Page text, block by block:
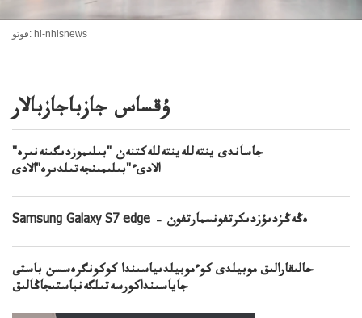
فوتو: hi-nhisnews
ۇقساس جازباجازبالار
جاساندى ينتەللەينتەللەكتنەن "بىلىموزدىگىنەنىرە"
الادىء"بىلىمىنجەتىلدىرە"الادى
Samsung Galaxy S7 edge – ەڭەڭزدىۇزدىكرتفونسمارتفون
حالىقارالىق موبيلدى كوءموبيلدىياسىندا كوكونگرەسسن باستى
جاياسىنداكورسەتىلگەنباستىجاڭالىق